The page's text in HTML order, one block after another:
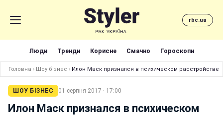
rbc.ua
Люди Тренди Корисне Смачно Гороскопи
Головна › Шоу бізнес › Илон Маск признался в психическом расстройстве
ШОУ БІЗНЕС 01 серпня 2017 · 17:00
Илон Маск признался в психическом